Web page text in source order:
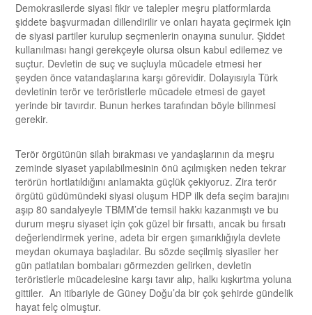
Demokrasilerde siyasi fikir ve talepler meşru platformlarda
şiddete başvurmadan dillendirilir ve onları hayata geçirmek için
de siyasi partiler kurulup seçmenlerin onayına sunulur. Şiddet
kullanılması hangi gerekçeyle olursa olsun kabul edilemez ve
suçtur. Devletin de suç ve suçluyla mücadele etmesi her
şeyden önce vatandaşlarına karşı görevidir. Dolayısıyla Türk
devletinin terör ve teröristlerle mücadele etmesi de gayet
yerinde bir tavırdır. Bunun herkes tarafından böyle bilinmesi
gerekir.
Terör örgütünün silah bırakması ve yandaşlarının da meşru
zeminde siyaset yapılabilmesinin önü açılmışken neden tekrar
terörün hortlatıldığını anlamakta güçlük çekiyoruz. Zira terör
örgütü güdümündeki siyasi oluşum HDP ilk defa seçim barajını
aşıp 80 sandalyeyle TBMM’de temsil hakkı kazanmıştı ve bu
durum meşru siyaset için çok güzel bir fırsattı, ancak bu fırsatı
değerlendirmek yerine, adeta bir ergen şımarıklığıyla devlete
meydan okumaya başladılar. Bu sözde seçilmiş siyasiler her
gün patlatılan bombaları görmezden gelirken, devletin
teröristlerle mücadelesine karşı tavır alıp, halkı kışkırtma yoluna
gittiler. An itibariyle de Güney Doğu’da bir çok şehirde gündelik
hayat felç olmuştur.